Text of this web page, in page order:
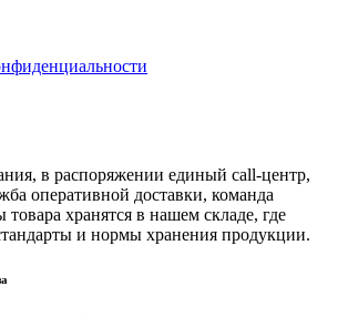
в распоряжении единый call-центр,
оперативной доставки, команда
хранятся в нашем складе, где
и нормы хранения продукции.